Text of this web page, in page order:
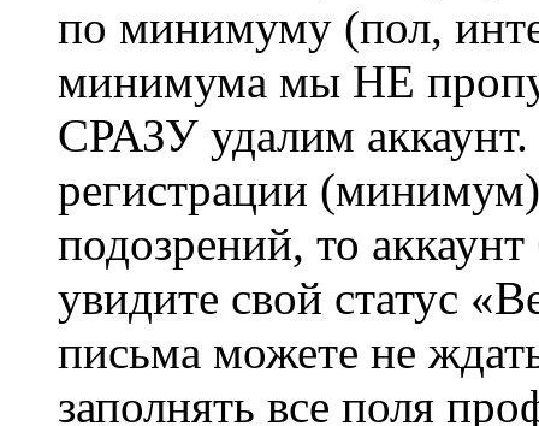
по минимуму (пол,
минимума мы НЕ
СРАЗУ удалим
регистрации
подозрений, то
увидите свой статус
письма можете не
заполнять все поля